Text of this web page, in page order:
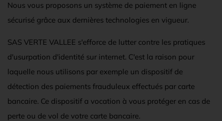
Nous vous proposons un système de paiement en ligne
sécurisé grâce aux dernières technologies en vigueur.
SAS VERTE VALLEE s'efforce de lutter contre les pratiques
d'usurpation d'identité sur internet. C'est la raison pour
laquelle nous utilisons par exemple un dispositif de
détection des paiements frauduleux effectués par carte
bancaire. Ce dispositif a vocation à vous protéger en cas de
perte ou de vol de votre carte bancaire.